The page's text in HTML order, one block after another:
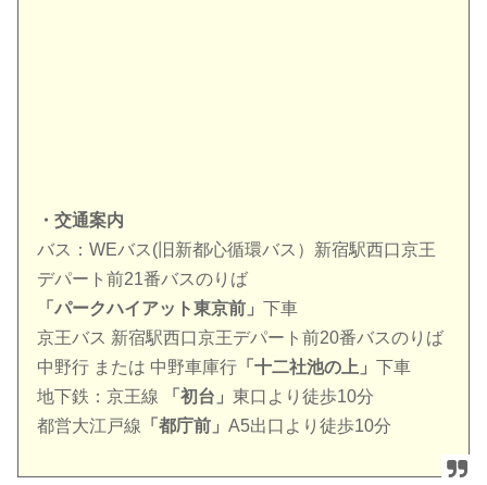
・交通案内
バス：WEバス(旧新都心循環バス）新宿駅西口京王
デパート前21番バスのりば
「パークハイアット東京前」下車
京王バス 新宿駅西口京王デパート前20番バスのりば
中野行 または 中野車庫行 「十二社池の上」下車
地下鉄：京王線
「初台」東口より徒歩10分
都営大江戸線 「都庁前」A5出口より徒歩10分